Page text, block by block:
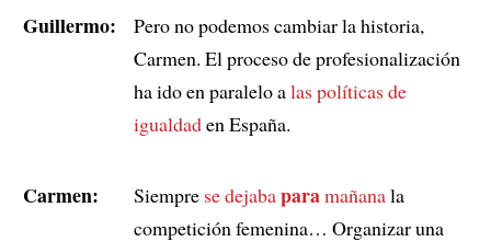
Guillermo:
Pero no podemos cambiar la historia,
Carmen. El proceso de profesionalización
ha ido en paralelo alas políticas de
igualdaden España.
Carmen: Siempre se dejabaparamañanala
competición femenina… Organizar una